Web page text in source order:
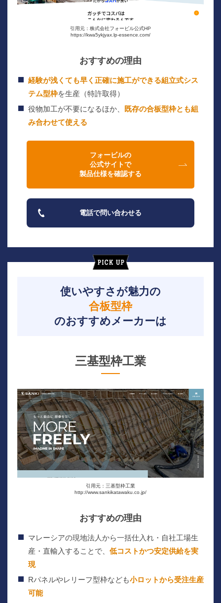
使いやすさが魅力の
合板型枠
のおすすめメーカーは
三基型枠工業
引用元：三基型枠工業
http://www.sankikatawaku.co.jp/
おすすめの理由
マレーシアの現地法人から一括仕入れ・自社工場生
産・直輸入することで、 低コストかつ安定供給を実
現
Rパネルやレリーフ型枠なども小ロットから受注生産
可能
引用元：株式会社フォービル公式HP
https://kwa5ykjyax.lp-essence.com/
おすすめの理由
経験が浅くても早く正確に施工ができる組立式シス
テム型枠を生産（特許取得）
役物加工が不要になるほか、
既存の合板型枠とも組
み合わせて使える
フォービルの
公式サイトで
製品仕様を確認する
電話で問い合わせる